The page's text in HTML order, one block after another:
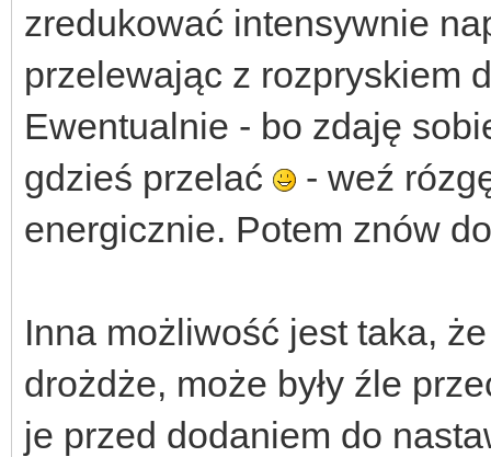
zredukować intensywnie
przelewając z rozpryskiem
Ewentualnie - bo zdaję
gdzieś przelać
- weź
energicznie. Potem znów
Inna możliwość jest taka,
drożdże, może były źle
je przed dodaniem do